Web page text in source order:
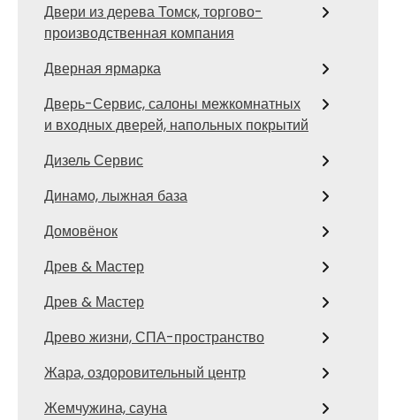
Двери из дерева Томск, торгово-
производственная компания
Дверная ярмарка
Дверь-Сервис, салоны межкомнатных
и входных дверей, напольных покрытий
Дизель Сервис
Динамо, лыжная база
Домовёнок
Древ & Мастер
Древ & Мастер
Древо жизни, СПА-пространство
Жара, оздоровительный центр
Жемчужина, сауна